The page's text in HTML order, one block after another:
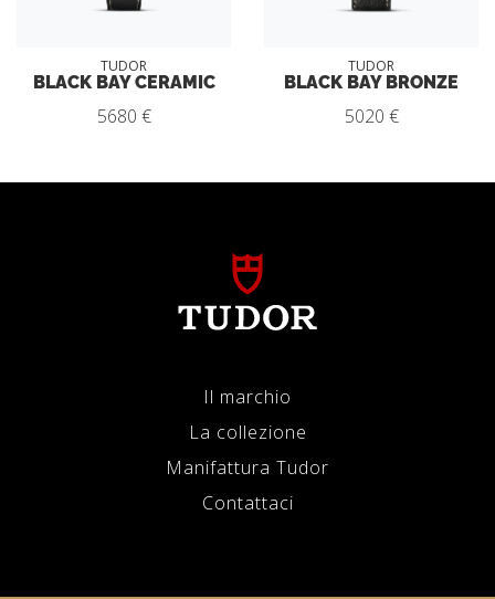
TUDOR
BLACK BAY CERAMIC
5680 €
TUDOR
BLACK BAY BRONZE
5020 €
Il marchio
La collezione
Manifattura Tudor
Contattaci